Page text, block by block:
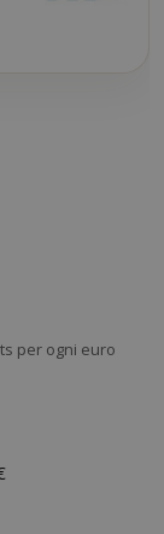
per ogni euro